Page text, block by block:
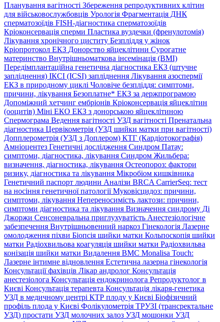
Планування вагітності Збереження репродуктивних клітин
для військовослужбовців Урологія Фрагментація ДНК
сперматозоїдів FISH-діагностика сперматозоїдів
Кріоконсервація сперми Пластика вуздечки (френулотомія)
Лікування хронічного циститу Безпліддя у жінок
Кріопротокол ЕКЗ Донорство яйцеклітини Сурогатне
материнство Внутрішньоматкова інсемінація (ВМІ)
Передімплантаційна генетична діагностика ЕКЗ (штучне
запліднення) ІКСІ (ICSI) запліднення Лікування азоспермії
ЕКЗ в природному циклі Чоловіче безпліддя: симптоми,
причини, лікування Безоплатне* ЕКЗ за держпрограмою
Допоміжний хетчинг ембріонів Кріоконсервація яйцеклітин
(ооцитів) Міні ЕКО ЕКЗ з донорською яйцеклітиною
Спермограма Ведення вагітності УЗД вагітності Пренатальна
діагностика Цервікометрія (УЗД шийки матки при вагітності)
Допплерометрія (УЗД з Доплером) КТГ (Кардіотокографія)
Амніоцентез Генетичні дослідження Синдром Патау:
симптоми, дiагностика, лiкування Синдром Жильбера:
визначення, діагностика, лікування Остеопороз: фактори
ризику, діагностика та лікування Мікробіом кишківника
Генетичний паспорт людини Аналізи BRCA CarrierSeq: тест
на носіння генетичної патологіїМуковісцидоз: причини,
симптоми, лікування Непереносимість лактози: причини,
симптоми діагностика та лікування Визначення синдрому Ді
Джоржи Сенсоневральна приглухуватість Анестезіологічне
забезпечення Внутрішньовенний наркоз Гінекологія Лазерне
омолодження піхви Біопсія шийки матки Кольпоскопія шийки
матки Радіохвильова коагуляція шийки матки Радіохвильва
конізація шийки матки Видалення ВМС Monalisa Touch:
Лазерне інтимне відновлення Естетична лазерна гінекологія
Консультації фахівців Лікар андролог Консультація
анестезіолога Консультація ендокринолога Репродуктолог в
Києві Консультація терапевта Консультація лікаря-генетика
УЗД в медичному центрі КТР плоду у Києві Біофізичний
профіль плода у Києві Фолікулометрія ТРУЗІ (трансректальне
УЗД) простати УЗД молочних залоз УЗД мошонки УЗД